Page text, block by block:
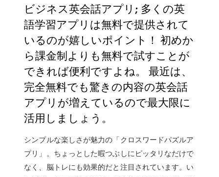
ビジネス英会話アプリ; 多くの英
語学習アプリは無料で提供されて
いるのが嬉しいポイント！ 初めか
ら課金制よりも無料で試すことが
できれば便利ですよね。 最近は、
完全無料でも驚きの内容の英会話
アプリが増えているので最大限に
活用しましょう。
シンプルな楽しさが魅力の「クロスワードパズルア
プリ」。ちょっとした暇つぶしにピッタリなだけで
なく、脳トレにも効果的だと注目されています。い